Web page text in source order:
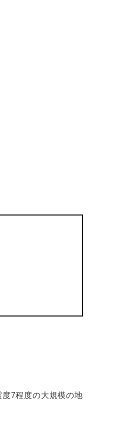
7程度の大規模の地